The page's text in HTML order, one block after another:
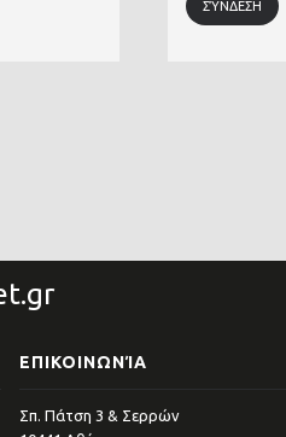
ΕΠΙΚΟΙΝΩΝΊΑ
Σπ. Πάτση 3 & Σερρών